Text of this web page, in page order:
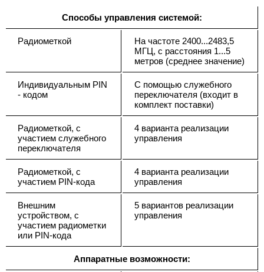
Способы управления системой:
Радиометкой
На частоте 2400...2483,5
МГЦ, с расстояния 1...5
метров (среднее значение)
Индивидуальным PIN
- кодом
С помощью служебного
переключателя (входит в
комплект поставки)
Радиометкой, с
участием служебного
переключателя
4 варианта реализации
управления
Радиометкой, с
участием PIN-кода
4 варианта реализации
управления
Внешним
устройством, с
участием радиометки
или PIN-кода
5 вариантов реализации
управления
Аппаратные возможности: